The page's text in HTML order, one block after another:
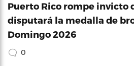
Puerto Rico rompe invicto
disputará la medalla de
Domingo 2026
0